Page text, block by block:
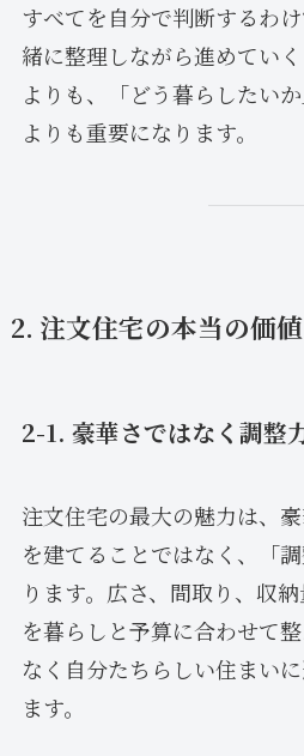
すべてを自分で判断するわ
緒に整理しながら進めてい
よりも、「どう暮らしたい
よりも重要になります。
2. 注文住宅の本当の価
2-1. 豪華さではなく調整
注文住宅の最大の魅力は、
を建てることではなく、「
ります。広さ、間取り、収
を暮らしと予算に合わせて
なく自分たちらしい住まい
ます。